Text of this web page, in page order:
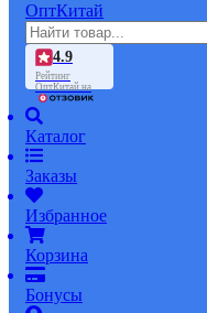
ОптКитай
4.9
Рейтинг
ОптКитай на
Каталог
Заказы
Избранное
Корзина
Бонусы